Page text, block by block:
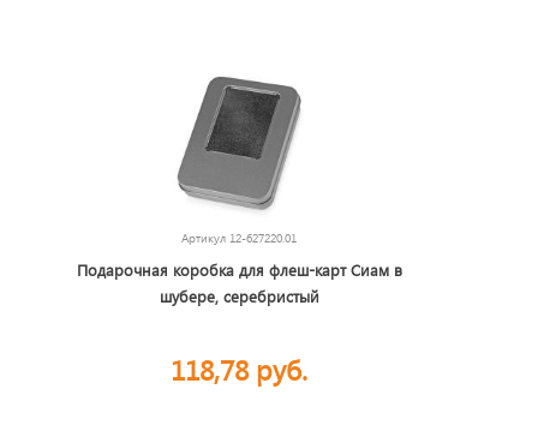
Артикул 12-627220.01
Подарочная коробка для флеш-карт Сиам в
шубере, серебристый
118,78 руб.